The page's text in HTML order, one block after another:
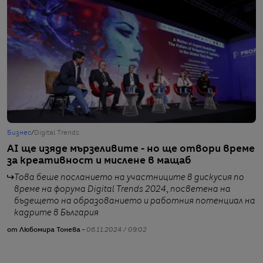
Бизнес/ Digital Trends
AI ще изяде мързеливите - но ще отвори време
за креативност и мислене в мащаб
Това беше посланието на участниците в дискусия по
време на форума Digital Trends 2024., посветена на
бъдещето на образованието и работния потенциал на
кадрите в България
от Любомира Тонева - 06.11.2024 / 09:02